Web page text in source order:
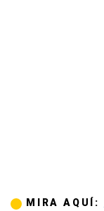
MIRA AQUÍ: